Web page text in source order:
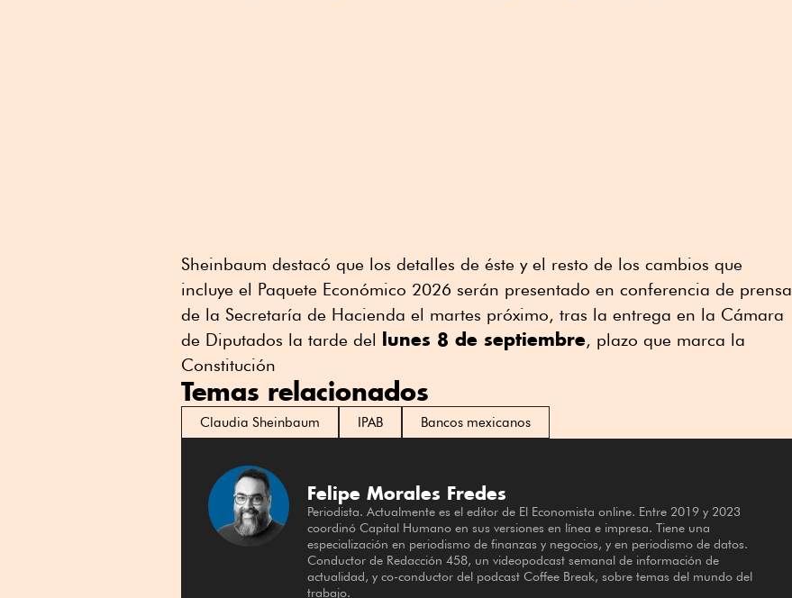
Sheinbaum destacó que los detalles de éste y el resto de los cambios que
incluye el Paquete Económico 2026 serán presentado en conferencia de prensa
de la Secretaría de Hacienda el martes próximo, tras la entrega en la Cámara
de Diputados la tarde del
lunes 8 de septiembre, plazo que marca la
Constitución
Temas relacionados
Claudia Sheinbaum IPAB Bancos mexicanos
Felipe Morales Fredes
Periodista. Actualmente es el editor de El Economista online. Entre 2019 y 2023
coordinó Capital Humano en sus versiones en línea e impresa. Tiene una
especialización en periodismo de finanzas y negocios, y en periodismo de datos.
Conductor de Redacción 458, un videopodcast semanal de información de
actualidad, y co-conductor del podcast Coffee Break, sobre temas del mundo del
trabajo.